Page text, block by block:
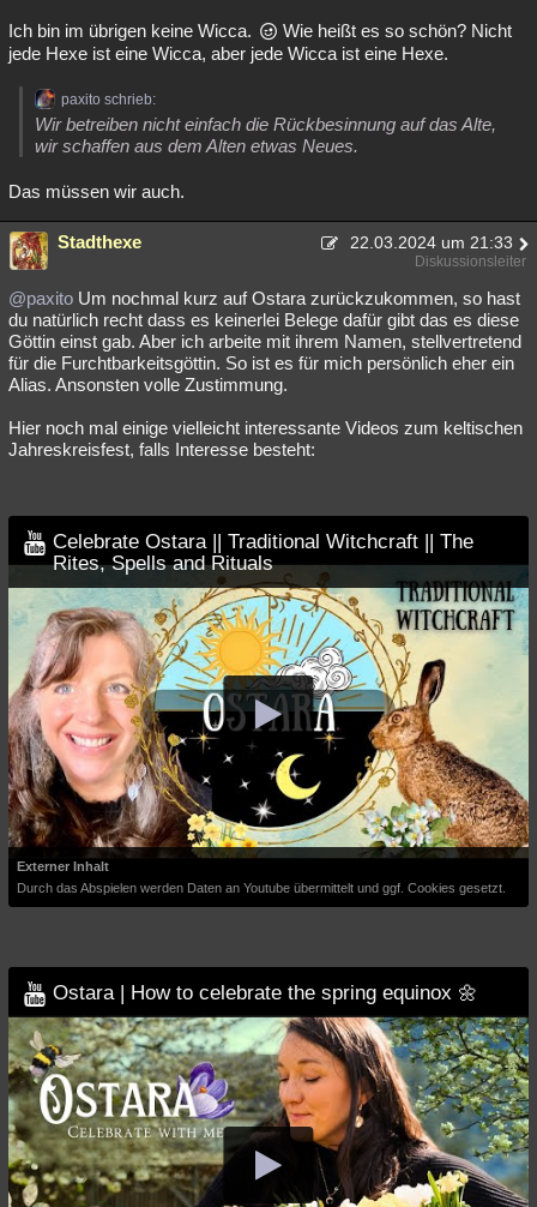
Ich bin im übrigen keine Wicca.
Wie heißt es so schön? Nicht
jede Hexe ist eine Wicca, aber jede Wicca ist eine Hexe.
paxito schrieb:
Wir betreiben nicht einfach die Rückbesinnung auf das Alte,
wir schaffen aus dem Alten etwas Neues.
Das müssen wir auch.
Stadthexe 22.03.2024 um 21:33
Diskussionsleiter
@paxito Um nochmal kurz auf Ostara zurückzukommen, so hast
du natürlich recht dass es keinerlei Belege dafür gibt das es diese
Göttin einst gab. Aber ich arbeite mit ihrem Namen, stellvertretend
für die Furchtbarkeitsgöttin. So ist es für mich persönlich eher ein
Alias. Ansonsten volle Zustimmung.
Hier noch mal einige vielleicht interessante Videos zum keltischen
Jahreskreisfest, falls Interesse besteht:
Celebrate Ostara || Traditional Witchcraft || The
Rites, Spells and Rituals
Externer Inhalt
Durch das Abspielen werden Daten an Youtube übermittelt und ggf. Cookies gesetzt.
Ostara | How to celebrate the spring equinox 🌼